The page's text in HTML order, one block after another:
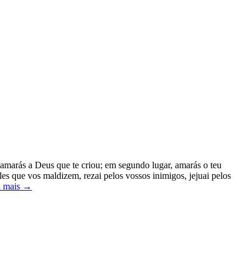
a Deus que te criou; em segundo lugar, amarás o teu
que vos maldizem, rezai pelos vossos inimigos, jejuai pelos
mais →